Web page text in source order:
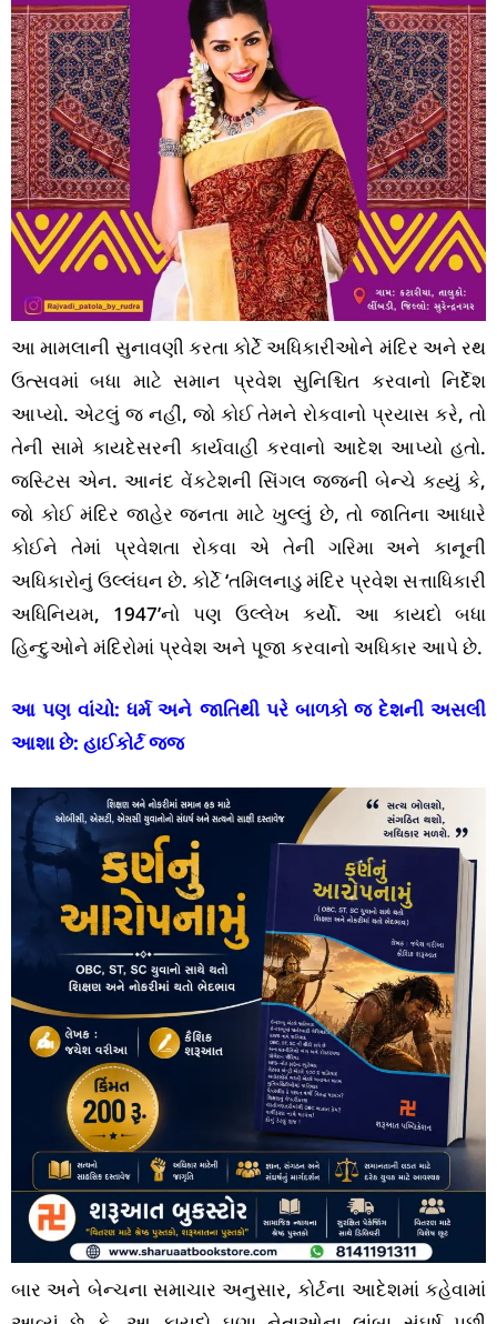
આ મામલાની સુનાવણી કરતા કોર્ટે અધિકારીઓને મંદિર અને રથ
ઉત્સવમાં બધા માટે સમાન પ્રવેશ સુનિશ્ચિત કરવાનો નિર્દેશ
આપ્યો. એટલું જ નહીં, જો કોઈ તેમને રોકવાનો પ્રયાસ કરે, તો
તેની સામે કાયદેસરની કાર્યવાહી કરવાનો આદેશ આપ્યો હતો.
જસ્ટિસ એન. આનંદ વેંકટેશની સિંગલ જજની બેન્ચે કહ્યું કે,
જો કોઈ મંદિર જાહેર જનતા માટે ખુલ્લું છે, તો જાતિના આધારે
કોઈને તેમાં પ્રવેશતા રોકવા એ તેની ગરિમા અને કાનૂની
અધિકારોનું ઉલ્લંઘન છે. કોર્ટે ‘તમિલનાડુ મંદિર પ્રવેશ સત્તાધિકારી
અધિનિયમ, 1947’નો પણ ઉલ્લેખ કર્યો. આ કાયદો બધા
હિન્દુઓને મંદિરોમાં પ્રવેશ અને પૂજા કરવાનો અધિકાર આપે છે.
આ પણ વાંચો:ધર્મ અને જાતિથી પરે બાળકો જ દેશની અસલી
આશા છે: હાઈકોર્ટ જજ
બાર અને બેન્ચના સમાચાર અનુસાર, કોર્ટના આદેશમાં કહેવામાં